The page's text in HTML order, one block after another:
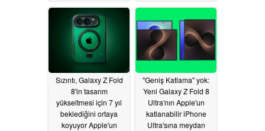
05/31/2026
Sızıntı, Galaxy Z Fold
8'in tasarım
yükseltmesi için 7 yıl
beklediğini ortaya
koyuyor Apple'un
"Geniş Katlama" yok:
Yeni Galaxy Z Fold 8
Ultra'nın Apple'un
katlanabilir iPhone
Ultra'sına meydan